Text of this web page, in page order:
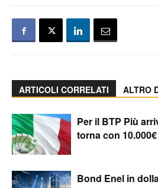
ARTICOLI CORRELATI ALTRO
Per il BTP Più
torna con
Bond Enel in